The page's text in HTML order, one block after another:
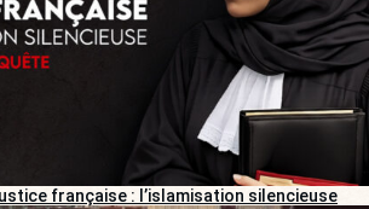
française : l’islamisation silencieuse